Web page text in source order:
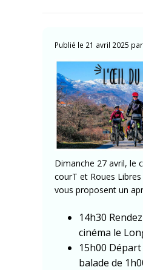
Publié le 21 avril 2025 par
Dimanche 27 avril, le
courT et Roues
vous proposent un
14h30
cinéma le
15h00
balade de